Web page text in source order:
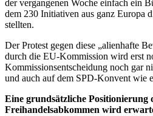
der vergangenen Woche einfach ein
dem 230 Initiativen aus ganz Europa
stellten.
Der Protest gegen diese „alienhafte
durch die EU-Kommission wird erst
Kommissionsentscheidung noch gar
und auch auf dem SPD-Konvent wie
Eine grundsätzliche Positionierung
Freihandelsabkommen wird